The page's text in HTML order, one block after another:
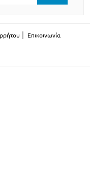
Επικοινωνία